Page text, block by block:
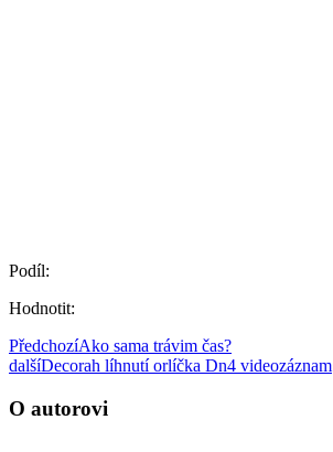
Podíl:
Hodnotit:
PředchozíAko sama trávim čas?
dalšíDecorah líhnutí orlíčka Dn4 videozáznam
O autorovi